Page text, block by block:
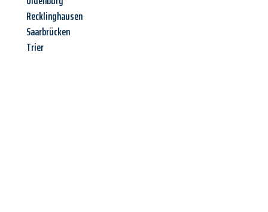
Recklinghausen
Saarbrücken
Trier